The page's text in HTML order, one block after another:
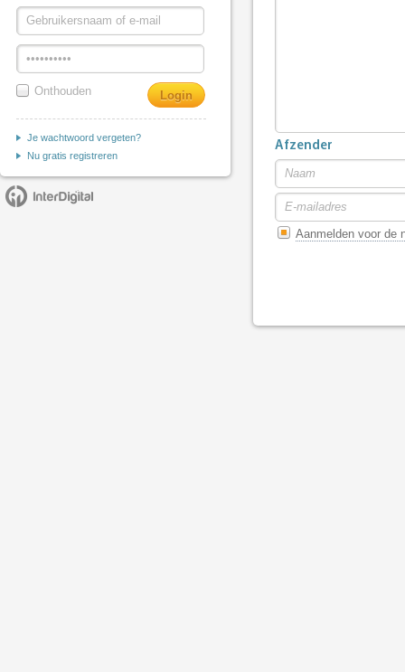
Onthouden
Je wachtwoord vergeten?
Nu gratis registreren
Afzender
Aanmelden voor de